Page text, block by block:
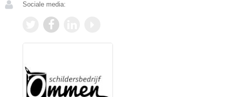
Sociale media: